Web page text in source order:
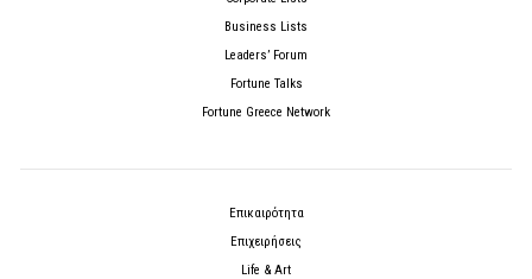
Business Lists
Leaders’ Forum
Fortune Talks
Fortune Greece Network
Επικαιρότητα
Επιχειρήσεις
Life & Art